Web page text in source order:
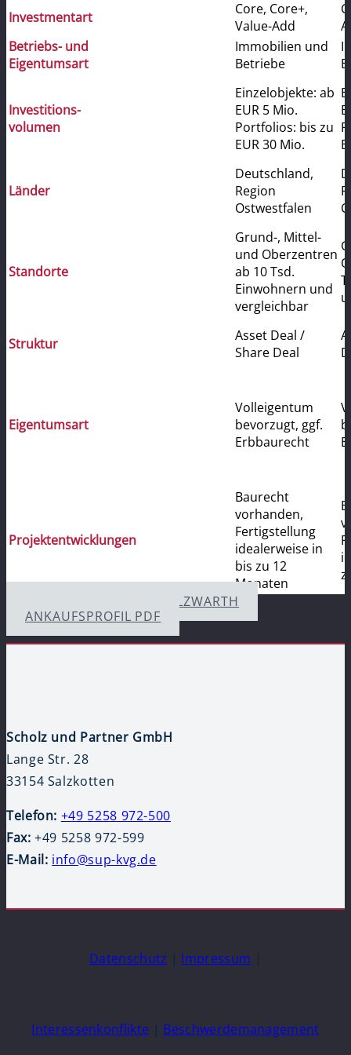
Investmentart
Core, Core+,
Value-Add
Betriebs- und
Eigentumsart
Immobilien und
Betriebe
Investitions-
volumen
Einzelobjekte: ab
EUR 5 Mio.
Portfolios: bis zu
EUR 30 Mio.
Länder
Deutschland,
Region
Ostwestfalen
Standorte
Grund-, Mittel-
und Oberzentren
ab 10 Tsd.
Einwohnern und
vergleichbar
Struktur
Asset Deal /
Share Deal
Eigentumsart
Volleigentum
bevorzugt, ggf.
Erbbaurecht
Projektentwicklungen
Baurecht
vorhanden,
Fertigstellung
idealerweise in
bis zu 12
Monaten
KONTAKT ANDREAS HOLZWARTH
ANKAUFSPROFIL PDF
Scholz und Partner GmbH
Lange Str. 28
33154 Salzkotten
Telefon: +49 5258 972-500
Fax: +49 5258 972-599
E-Mail: info@sup-kvg.de
Datenschutz | Impressum |
Interessenkonflikte | Beschwerdemanagement